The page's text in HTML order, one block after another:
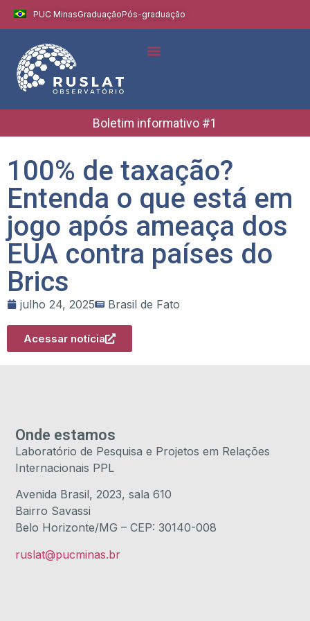
PUC MinasGraduaçãoPós-graduação
Boletim informativo #1
100% de taxação?
Entenda o que está em
jogo após ameaça dos
EUA contra países do
Brics
julho 24, 2025 Brasil de Fato
Acessar notícia
Onde estamos
Laboratório de Pesquisa e Projetos em Relações
Internacionais PPL
Avenida Brasil, 2023, sala 610
Bairro Savassi
Belo Horizonte/MG – CEP: 30140-008
ruslat@pucminas.br